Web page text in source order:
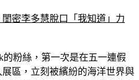
密李多慧脫口「我知道」力
的粉絲，第一次是在五一連假
區，立刻被繽紛的海洋世界與